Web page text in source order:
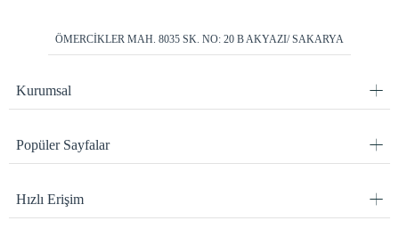
ÖMERCİKLER MAH. 8035 SK. NO: 20 B AKYAZI/ SAKARYA
Kurumsal
Popüler Sayfalar
Hızlı Erişim